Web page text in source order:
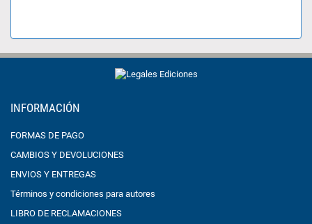
INFORMACIÓN
FORMAS DE PAGO
CAMBIOS Y DEVOLUCIONES
ENVIOS Y ENTREGAS
Términos y condiciones para autores
LIBRO DE RECLAMACIONES